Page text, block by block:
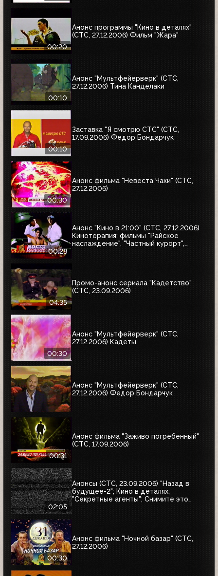
00:20
Анонс программы "Кино в деталях"
(СТС, 27.12.2006) Фильм "Жара"
00:10
Анонс "Мультфейерверк" (СТС,
27.12.2006) Тина Канделаки
00:10
Заставка "Я смотрю СТС" (СТС,
17.09.2006) Федор Бондарчук
00:30
Анонс фильма "Невеста Чаки" (СТС,
27.12.2006)
00:28
Анонс "Кино в 21:00" (СТС, 27.12.2006)
Кинотерапия: фильмы "Райское
наслаждение", "Частный курорт",
04:35
Промо-анонс сериала "Кадетство"
(СТС, 23.09.2006)
00:30
Анонс "Мультфейерверк" (СТС,
27.12.2006) Кадеты
Анонс "Мультфейерверк" (СТС,
27.12.2006) Федор Бондарчук
00:31
Анонс фильма "Заживо погребенный"
(СТС, 17.09.2006)
02:05
Анонсы (СТС, 23.09.2006) "Назад в
будущее-2"; Кино в деталях;
"Секретные агенты"; Снимите это
00:30
Анонс фильма "Ночной базар" (СТС,
27.12.2006)